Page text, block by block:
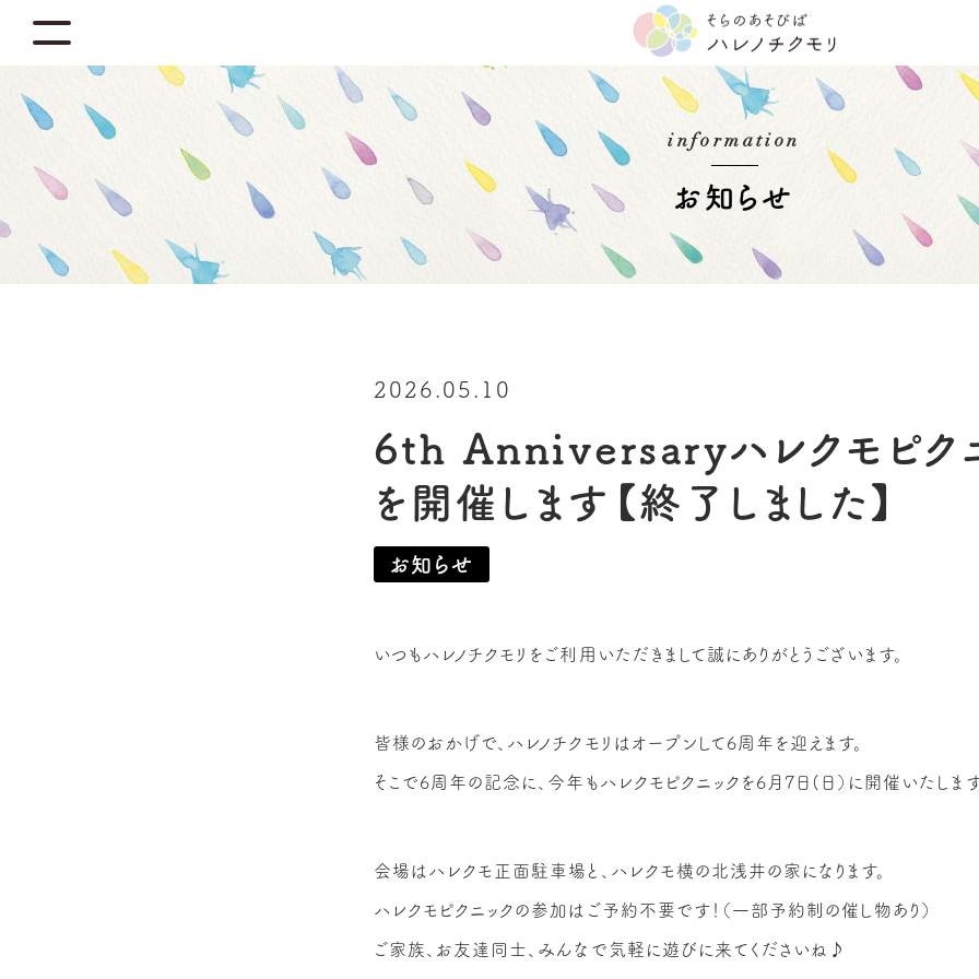
information
お知らせ
2026.05.10
6th Anniversaryハレクモピク
を開催します【終了しました】
お知らせ
いつもハレノチクモリをご利用いただきまして誠にありがとうございます。
皆様のおかげで、ハレノチクモリはオープンして6周年を迎えます。
そこで6周年の記念に、今年もハレクモピクニックを6月7日(日）に開催いたしま
会場はハレクモ正面駐車場と、ハレクモ横の北浅井の家になります。
ハレクモピクニックの参加はご予約不要です！（一部予約制の催し物あり）
ご家族、お友達同士、みんなで気軽に遊びに来てくださいね♪